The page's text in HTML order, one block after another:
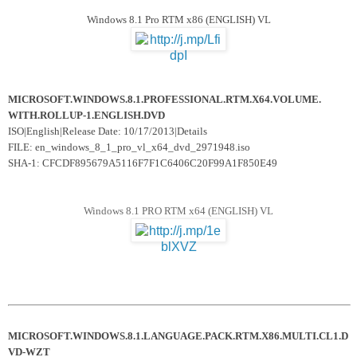
Windows 8.1 Pro RTM x86 (ENGLISH) VL
MICROSOFT.WINDOWS.8.1.PROFESSIONAL.RTM.X64.VOLUME.
WITH.ROLLUP-1.ENGLISH.DVD
ISO|English|Release Date: 10/17/2013|Details
FILE: en_windows_8_1_pro_vl_x64_dvd_2971948.iso
SHA-1: CFCDF895679A5116F7F1C6406C20F99A1F850E49
Windows 8.1 PRO RTM x64 (ENGLISH) VL
MICROSOFT.WINDOWS.8.1.LANGUAGE.PACK.RTM.X86.MULTI.CL1.D
VD-WZT